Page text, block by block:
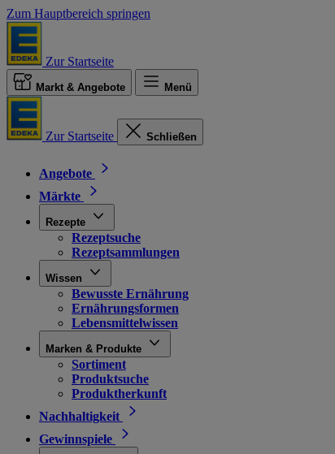
Zum Hauptbereich springen
Zur Startseite
Markt & Angebote Menü
Zur Startseite Schließen
Angebote
Märkte
Rezepte
Rezeptsuche
Rezeptsammlungen
Wissen
Bewusste Ernährung
Ernährungsformen
Lebensmittelwissen
Marken & Produkte
Sortiment
Produktsuche
Produktherkunft
Nachhaltigkeit
Gewinnspiele